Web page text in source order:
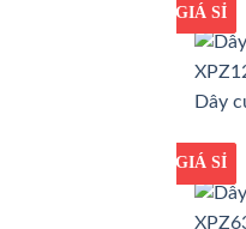
GIÁ TỐT
GIÁ SỈ
Dây
GIÁ TỐT
GIÁ SỈ